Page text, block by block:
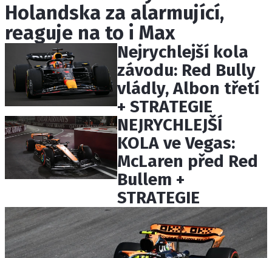
ETICKÝ KODEX
KONTAKT
VYDAVATEL
INZERCE
OSOBNÍ ÚDAJE / COOKIES
Provozovatelem serveru F1NEWS.cz je
INCORP MEDIA GROUP s.r.o., IČ: 118 23 054
Holandska za alarmující,
reaguje na to i Max
Nejrychlejší kola
závodu: Red Bully
vládly, Albon třetí
+ STRATEGIE
NEJRYCHLEJŠÍ
KOLA ve Vegas:
McLaren před Red
Bullem +
STRATEGIE